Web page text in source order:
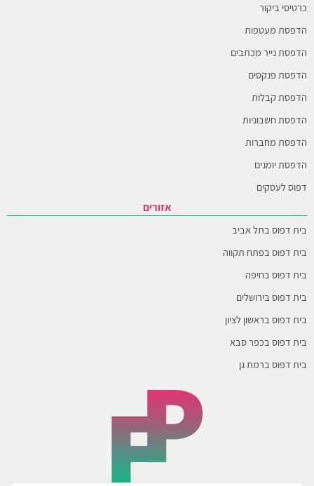
כרטיסי ביקור
הדפסת מעטפות
הדפסת נייר מכתבים
הדפסת פנקסים
הדפסת קבלות
הדפסת חשבוניות
הדפסת מחברות
הדפסת יומנים
דפוס לעסקים
אזורים
בית דפוס בתל אביב
בית דפוס בפתח תקווה
בית דפוס בחיפה
בית דפוס בירושלים
בית דפוס בראשון לציון
בית דפוס בכפר סבא
בית דפוס ברמת גן